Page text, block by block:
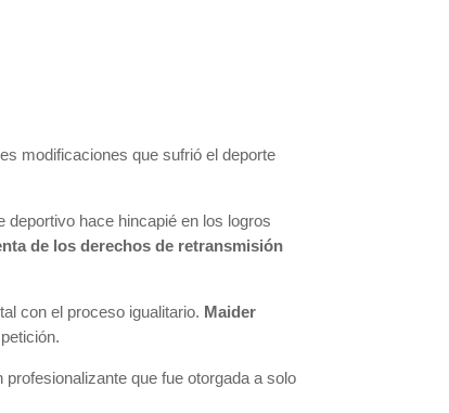
modificaciones que sufrió el deporte
deportivo hace hincapié en los logros
de los derechos de retransmisión
con el proceso igualitario. Maider
que fue otorgada a solo